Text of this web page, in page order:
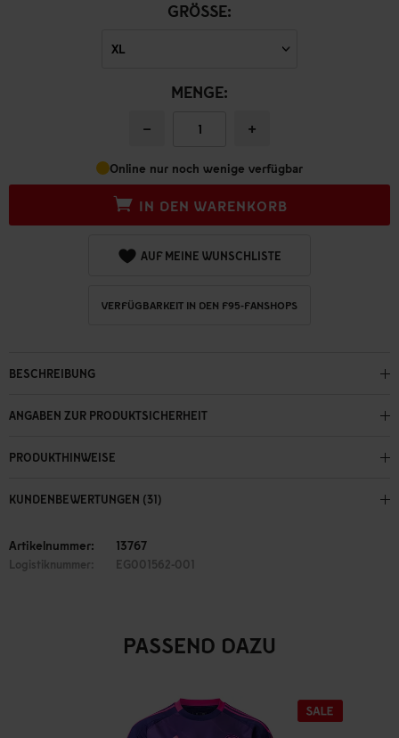
GRÖSSE:
MENGE:
− +
Online nur noch wenige verfügbar
IN DEN WARENKORB
AUF MEINE WUNSCHLISTE
VERFÜGBARKEIT IN DEN F95-FANSHOPS
BESCHREIBUNG
ANGABEN ZUR PRODUKTSICHERHEIT
PRODUKTHINWEISE
KUNDENBEWERTUNGEN (31)
Artikelnummer: 13767
Logistiknummer: EG001562-001
PASSEND DAZU